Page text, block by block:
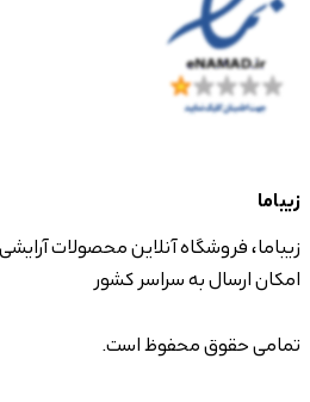
زیباما
زیباما، فروشگاه آنلاین محصولات
امکان ارسال به سراسر کشور
تمامی حقوق محفوظ است.